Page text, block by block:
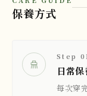
保養方式
Step
日常保
每次穿